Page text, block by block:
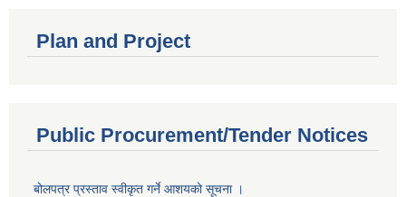
Plan and Project
Public Procurement/Tender Notices
बोलपत्र प्रस्ताव स्वीकृत गर्ने आशयको सूचना ।